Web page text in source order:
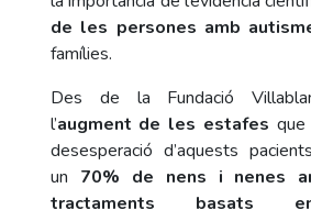
de les persones amb
famílies.
Des de la Fundació
l’augment de les estafes que
desesperació d’aquests
un 70% de nens i nenes
tractaments basats